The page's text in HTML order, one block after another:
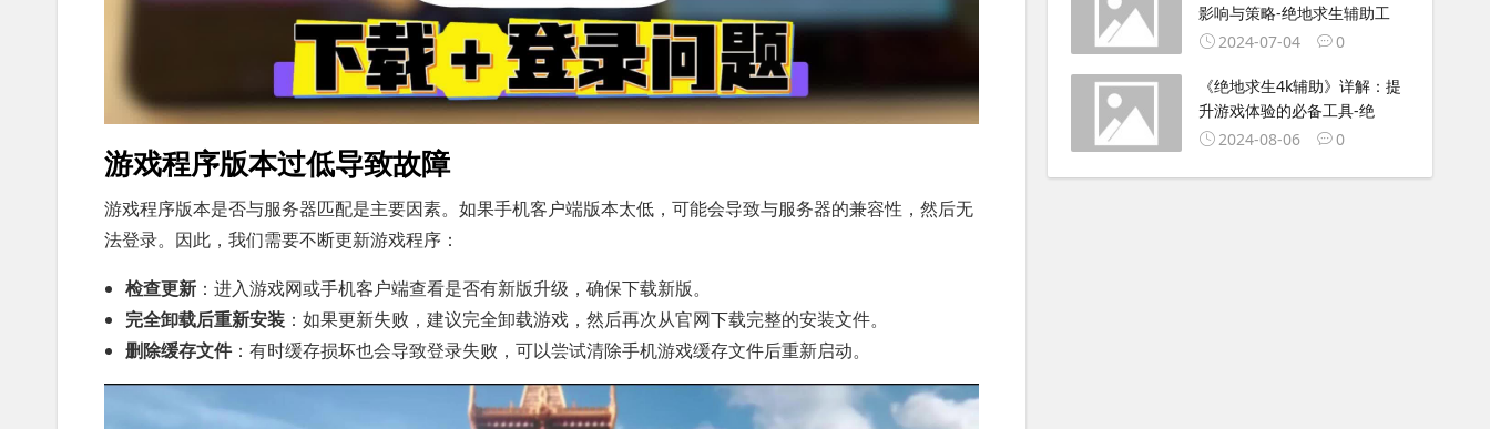
游戏程序版本过低导致故障
游戏程序版本是否与服务器匹配是主要因素。如果手机客户端版本太低，可能会导致与服务器的兼容性，然后无
法登录。因此，我们需要不断更新游戏程序：
检查更新 ：进入游戏网或手机客户端查看是否有新版升级，确保下载新版。
完全卸载后重新安装 ：如果更新失败，建议完全卸载游戏，然后再次从官网下载完整的安装文件。
删除缓存文件：有时缓存损坏也会导致登录失败，可以尝试清除手机游戏缓存文件后重新启动。
影响与策略-绝地求生辅助工
2024-07-04
0
《绝地求生4k辅助》详解：提
升游戏体验的必备工具-绝
2024-08-06
0